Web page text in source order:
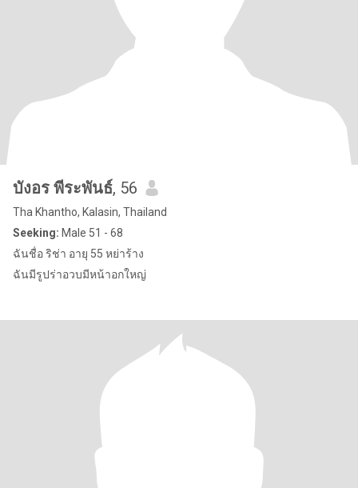
บังอร พีระพันธ์, 56
Tha Khantho, Kalasin, Thailand
Seeking: Male 51 - 68
ฉันชื่อ ริช่า อายุ 55 หย่าร้าง
ฉันมีรูปร่าอวบมีหน้าอกใหญ่